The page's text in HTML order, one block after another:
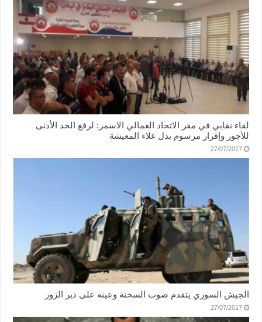
لقاء نقابي في مقر الاتحاد العمالي الاسمر: لرفع الحد الأدنى
للأجور وإقرار مرسوم بدل غلاء المعيشة
27/07/2017
الجيش السوري يتقدم صوب السخنة وعينه على دير الزور
27/07/2017